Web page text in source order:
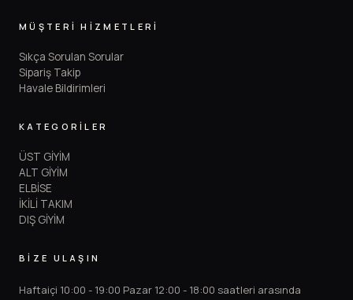
MÜŞTERİ HİZMETLERİ
Sıkça Sorulan Sorular
Sipariş Takip
Havale Bildirimleri
KATEGORİLER
ÜST GİYİM
ALT GİYİM
ELBİSE
İKİLİ TAKIM
DIŞ GİYİM
BİZE ULAŞIN
Haftaiçi 10:00 - 19:00 Pazar 12:00 - 18:00 saatleri arasında